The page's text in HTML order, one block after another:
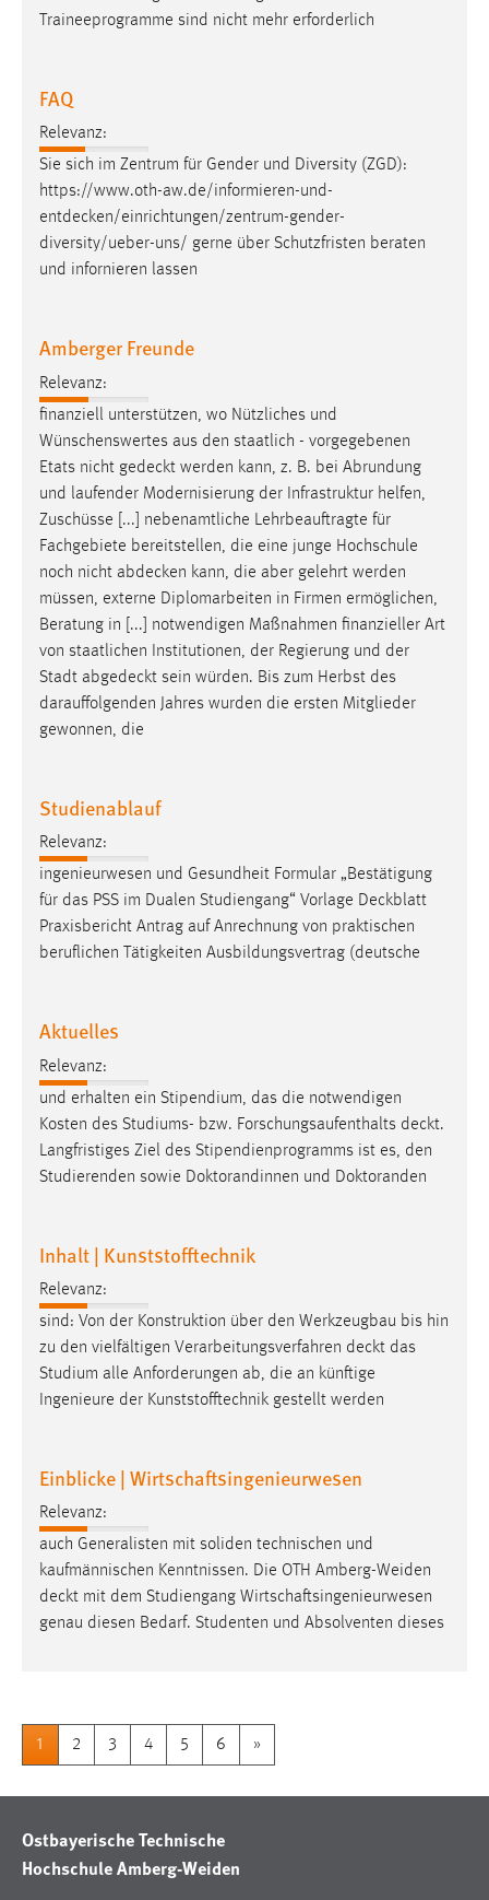
Traineeprogramme sind nicht mehr erforderlich
FAQ
Relevanz:
Sie sich im Zentrum für Gender und Diversity (ZGD):
https://www.oth-aw.de/informieren-und-
entdecken/einrichtungen/zentrum-gender-
diversity/ueber-uns/ gerne über Schutzfristen beraten
und infornieren lassen
Amberger Freunde
Relevanz:
finanziell unterstützen, wo Nützliches und
Wünschenswertes aus den staatlich - vorgegebenen
Etats nicht gedeckt werden kann, z. B. bei Abrundung
und laufender Modernisierung der Infrastruktur helfen,
Zuschüsse [...] nebenamtliche Lehrbeauftragte für
Fachgebiete bereitstellen, die eine junge Hochschule
noch nicht abdecken kann, die aber gelehrt werden
müssen, externe Diplomarbeiten in Firmen ermöglichen,
Beratung in [...] notwendigen Maßnahmen finanzieller Art
von staatlichen Institutionen, der Regierung und der
Stadt abgedeckt sein würden. Bis zum Herbst des
darauffolgenden Jahres wurden die ersten Mitglieder
gewonnen, die
Studienablauf
Relevanz:
ingenieurwesen und Gesundheit Formular „Bestätigung
für das PSS im Dualen Studiengang“ Vorlage Deckblatt
Praxisbericht Antrag auf Anrechnung von praktischen
beruflichen Tätigkeiten Ausbildungsvertrag (deutsche
Aktuelles
Relevanz:
und erhalten ein Stipendium, das die notwendigen
Kosten des Studiums- bzw. Forschungsaufenthalts deckt.
Langfristiges Ziel des Stipendienprogramms ist es, den
Studierenden sowie Doktorandinnen und Doktoranden
Inhalt | Kunststofftechnik
Relevanz:
sind: Von der Konstruktion über den Werkzeugbau bis hin
zu den vielfältigen Verarbeitungsverfahren deckt das
Studium alle Anforderungen ab, die an künftige
Ingenieure der Kunststofftechnik gestellt werden
Einblicke | Wirtschaftsingenieurwesen
Relevanz:
auch Generalisten mit soliden technischen und
kaufmännischen Kenntnissen. Die OTH Amberg-Weiden
deckt mit dem Studiengang Wirtschaftsingenieurwesen
genau diesen Bedarf. Studenten und Absolventen dieses
1 2 3 4 5 6 »
Ostbayerische Technische
Hochschule Amberg-Weiden